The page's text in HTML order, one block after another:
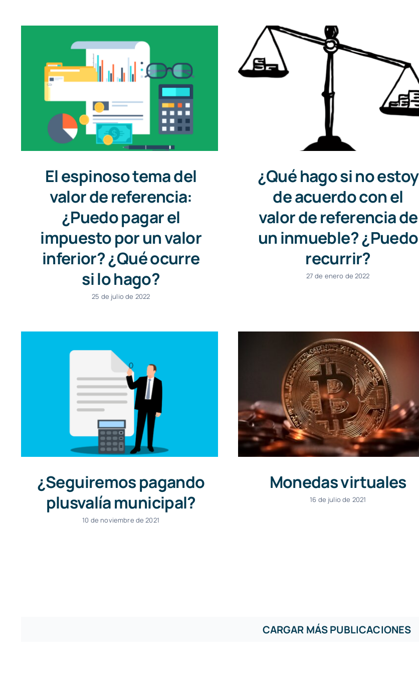
El espinoso tema del
valor de referencia:
¿Puedo pagar el
impuesto por un valor
inferior? ¿Qué ocurre
si lo hago?
25 de julio de 2022
¿Qué hago si no estoy
de acuerdo con el
valor de referencia de
un inmueble? ¿Puedo
recurrir?
27 de enero de 2022
¿Seguiremos pagando
plusvalía municipal?
10 de noviembre de 2021
Monedas virtuales
16 de julio de 2021
CARGAR MÁS PUBLICACIONES